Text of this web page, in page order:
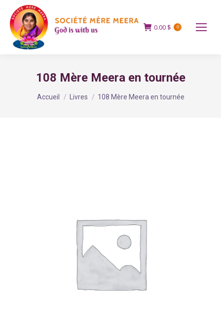
0.00 $ 0
108 Mère Meera en tournée
Vous êtes ici :
Accueil Livres 108 Mère Meera en tournée